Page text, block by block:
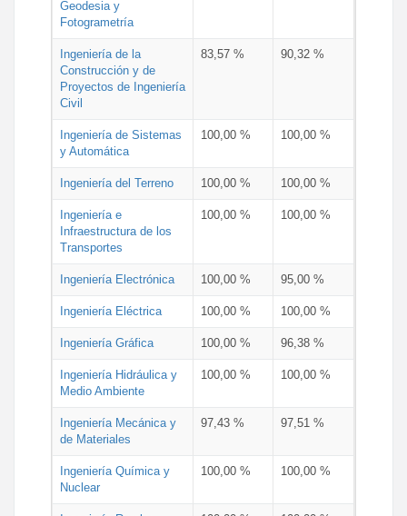
Geodesia y
Fotogrametría
Ingeniería de la
Construcción y de
Proyectos de Ingeniería
Civil
83,57 % 90,32 %
Ingeniería de Sistemas
y Automática
100,00 % 100,00 %
Ingeniería del Terreno 100,00 % 100,00 %
Ingeniería e
Infraestructura de los
Transportes
100,00 % 100,00 %
Ingeniería Electrónica 100,00 % 95,00 %
Ingeniería Eléctrica 100,00 % 100,00 %
Ingeniería Gráfica 100,00 % 96,38 %
Ingeniería Hidráulica y
Medio Ambiente
100,00 % 100,00 %
Ingeniería Mecánica y
de Materiales
97,43 % 97,51 %
Ingeniería Química y
Nuclear
100,00 % 100,00 %